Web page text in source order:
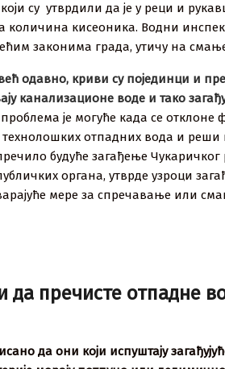
су утврдили да је у реци и
количина кисеоника. Водни
законима града, утичу на
одавно, криви су појединци и
канализационе воде и тако
је могуће када се отклоне
отпадних вода и реши
будуће загађење
органа, утврде узроци
мере за спречавање или
да пречисте отпадне
да они који испуштају